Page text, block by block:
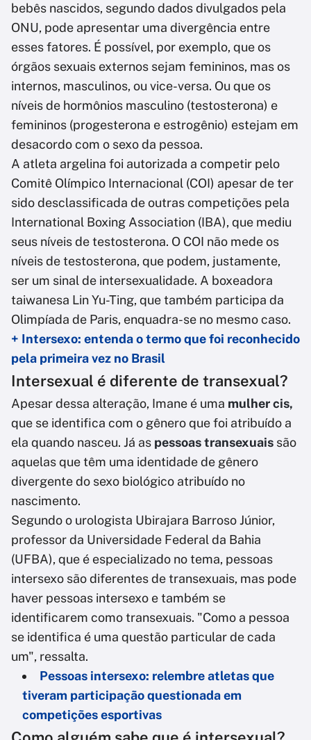
bebês nascidos, segundo dados divulgados pela
ONU, pode apresentar uma divergência entre
esses fatores. É possível, por exemplo, que os
órgãos sexuais externos sejam femininos, mas os
internos, masculinos, ou vice-versa. Ou que os
níveis de hormônios masculino (testosterona) e
femininos (progesterona e estrogênio) estejam em
desacordo com o sexo da pessoa.
A atleta argelina foi autorizada a competir pelo
Comitê Olímpico Internacional (COI) apesar de ter
sido desclassificada de outras competições pela
International Boxing Association (IBA), que mediu
seus níveis de testosterona. O COI não mede os
níveis de testosterona, que podem, justamente,
ser um sinal de intersexualidade. A boxeadora
taiwanesa Lin Yu-Ting, que também participa da
Olimpíada de Paris, enquadra-se no mesmo caso.
+ Intersexo: entenda o termo que foi reconhecido
pela primeira vez no Brasil
Intersexual é diferente de transexual?
Apesar dessa alteração, Imane é uma mulher cis,
que se identifica com o gênero que foi atribuído a
ela quando nasceu. Já as pessoas transexuais são
aquelas que têm uma identidade de gênero
divergente do sexo biológico atribuído no
nascimento.
Segundo o urologista Ubirajara Barroso Júnior,
professor da Universidade Federal da Bahia
(UFBA), que é especializado no tema, pessoas
intersexo são diferentes de transexuais, mas pode
haver pessoas intersexo e também se
identificarem como transexuais. "Como a pessoa
se identifica é uma questão particular de cada
um", ressalta.
Pessoas intersexo: relembre atletas que
tiveram participação questionada em
competições esportivas